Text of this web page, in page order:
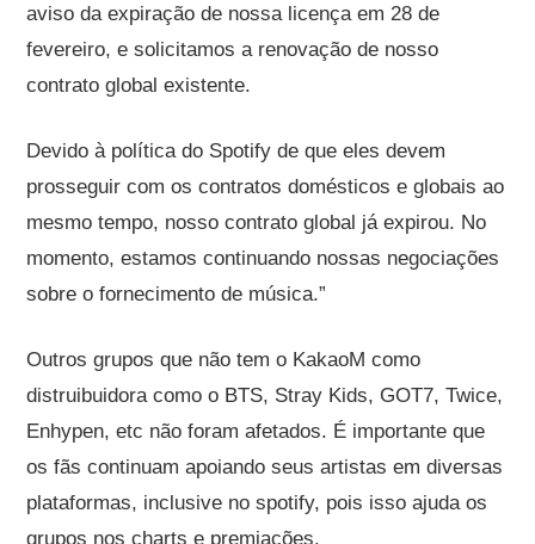
aviso da expiração de nossa licença em 28 de
fevereiro, e solicitamos a renovação de nosso
contrato global existente.
Devido à política do Spotify de que eles devem
prosseguir com os contratos domésticos e globais ao
mesmo tempo, nosso contrato global já expirou. No
momento, estamos continuando nossas negociações
sobre o fornecimento de música.”
Outros grupos que não tem o KakaoM como
distruibuidora como o BTS, Stray Kids, GOT7, Twice,
Enhypen, etc não foram afetados. É importante que
os fãs continuam apoiando seus artistas em diversas
plataformas, inclusive no spotify, pois isso ajuda os
grupos nos charts e premiações.